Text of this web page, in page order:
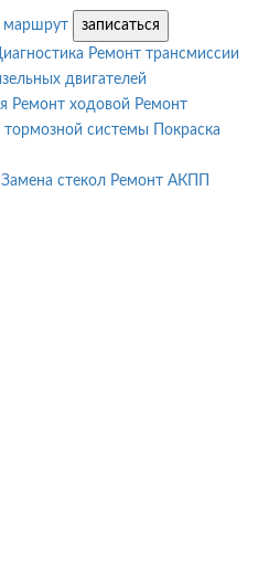
маршрут
записаться
Ремонт трансмиссии
двигателей
Ремонт ходовой Ремонт
тормозной системы
Покраска
Замена стекол Ремонт АКПП